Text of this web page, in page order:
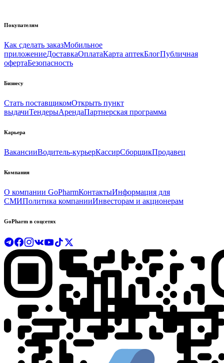
Покупателям
Как сделать заказМобильное
приложениеДоставкаОплатаКарта аптекБлогПубличная
офертаБезопасность
Бизнесу
Стать поставщикомОткрыть пункт
выдачиТендерыАрендаПартнерская программа
Карьера
ВакансииВодитель-курьерКассирСборщикПродавец
Компания
О компании GoPharmКонтактыИнформация для
СМИПолитика компанииИнвесторам и акционерам
GoPharm в соцсетях